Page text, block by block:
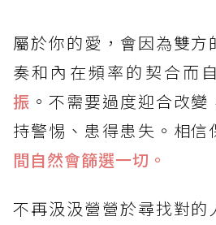
屬於你的愛，會因為雙方
奏和內在頻率的契合而
振 。不需要過度迎合改
持警惕、患得患失。相信
間自然會篩選一切。
不再汲汲營營於尋找對的